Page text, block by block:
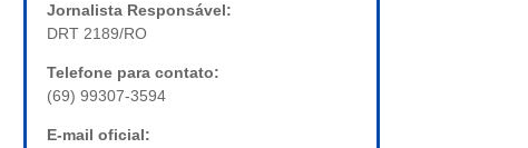
Jornalista Responsável:
DRT 2189/RO
Telefone para contato:
(69) 99307-3594
E-mail oficial: